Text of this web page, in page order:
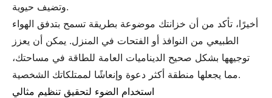
وتضيف حيوية.
أخيرًا، تأكد من أن خزانتك موضوعة بطريقة تسمح بتدفق الهواء
الطبيعي من النوافذ أو الفتحات في المنزل. يمكن أن يعزز
توجيهها بشكل صحيح الديناميات العامة للطاقة في مساحتك،
مما يجعلها منطقة أكثر دعوة وإنعاشًا لممتلكاتك الشخصية.
استخدام الضوء لتحقيق تنظيم مثالي